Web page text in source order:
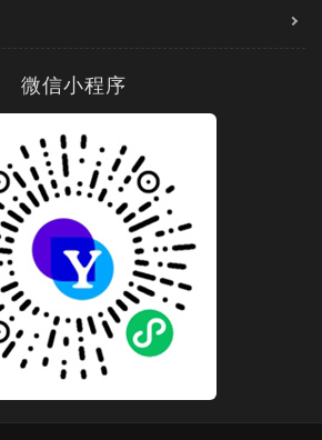
微信小程序